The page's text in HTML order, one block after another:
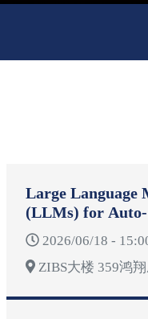
Large Language
(LLMs) for Auto-
Formulation and
Reformulation
2026/06/18 -
ZIBS大楼 359鸿